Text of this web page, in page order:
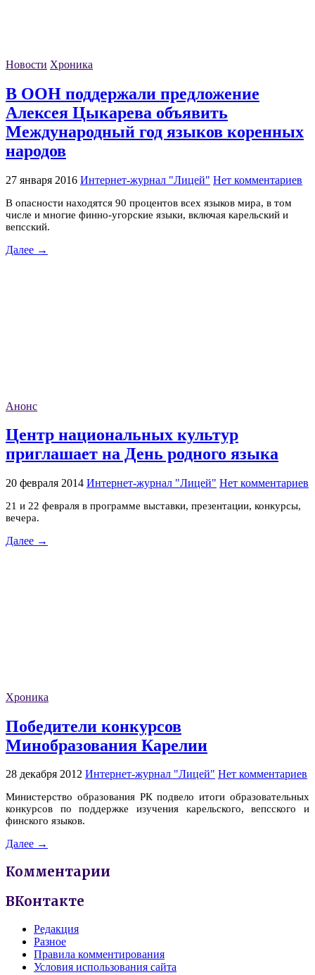
Новости Хроника
В ООН поддержали предложение
Алексея Цыкарева объявить
Международный год языков коренных
народов
27 января 2016 Интернет-журнал "Лицей" Нет комментариев
В опасности находятся 90 процентов всех языков мира, в том
числе и многие финно-угорские языки, включая карельский и
вепсский.
Далее →
Анонс
Центр национальных культур
приглашает на День родного языка
20 февраля 2014 Интернет-журнал "Лицей" Нет комментариев
21 и 22 февраля в программе выставки, презентации, конкурсы,
вечера.
Далее →
Хроника
Победители конкурсов
Минобразования Карелии
28 декабря 2012 Интернет-журнал "Лицей" Нет комментариев
Министерство образования РК подвело итоги образовательных
конкурсов по поддержке изучения карельского, вепсского и
финского языков.
Далее →
Комментарии
ВКонтакте
Редакция
Разное
Правила комментирования
Условия использования сайта